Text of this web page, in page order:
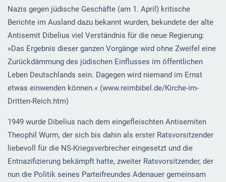
Nazis gegen jüdische Geschäfte (am 1. April) kritische
Berichte im Ausland dazu bekannt wurden, bekundete der alte
Antisemit Dibelius viel Verständnis für die neue Regierung:
»Das Ergebnis dieser ganzen Vorgänge wird ohne Zweifel eine
Zurückdämmung des jüdischen Einflusses im öffentlichen
Leben Deutschlands sein. Dagegen wird niemand im Ernst
etwas einwenden können.« (www.reimbibel.de/Kirche-im-
Dritten-Reich.htm)
1949 wurde Dibelius nach dem eingefleischten Antisemiten
Theophil Wurm, der sich bis dahin als erster Ratsvorsitzender
liebevoll für die NS-Kriegsverbrecher eingesetzt und die
Entnazifizierung bekämpft hatte, zweiter Ratsvorsitzender, der
nun die Politik seines Parteifreundes Adenauer gemeinsam